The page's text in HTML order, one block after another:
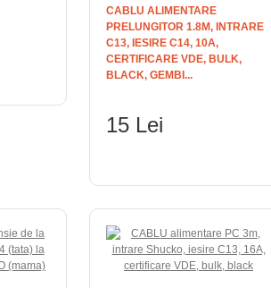
CABLU ALIMENTARE
PRELUNGITOR 1.8M, INTRARE
C13, IESIRE C14, 10A,
CERTIFICARE VDE, BULK,
BLACK, GEMBI...
15 Lei